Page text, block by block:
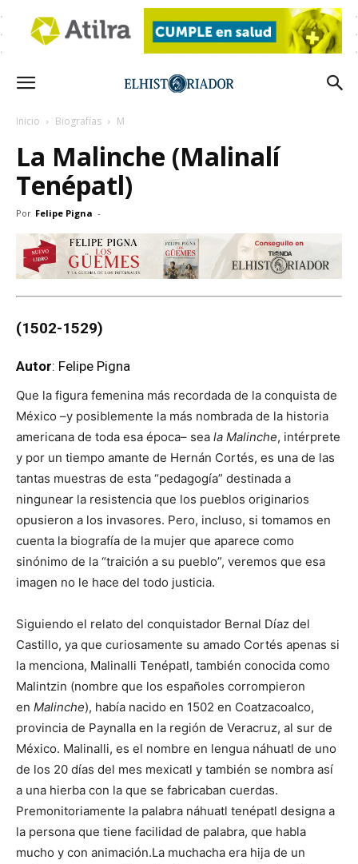
Inicio Biografías M
La Malinche (Malinalí
Tenépatl)
Por Felipe Pigna -
(1502-1529)
Autor: Felipe Pigna
Que la figura femenina más recordada de la conquista de
México –y posiblemente la más nombrada de la historia
americana de toda esa época– sea la Malinche, intérprete
y por un tiempo amante de Hernán Cortés, es una de las
tantas muestras de esta “pedagogía” destinada a
ningunear la resistencia que los pueblos originarios
opusieron a los invasores. Pero, incluso, si tomamos en
cuenta la biografía de la mujer que aparece como
sinónimo de la “traición a su pueblo”, veremos que esa
imagen no le hace del todo justicia.
Siguiendo el relato del conquistador Bernal Díaz del
Castillo, ya que curiosamente su amado Cortés apenas si
la menciona, Malinalli Tenépatl, también conocida como
Malintzin (nombre que los españoles corrompieron
en Malinche), había nacido en 1502 en Coatzacoalco,
provincia de Paynalla en la región de Veracruz, al sur de
México. Malinalli, es el nombre en lengua náhuatl de uno
de los 20 días del mes mexicatl y también se nombra así
a una hierba con la que se fabricaban cuerdas.
Premonitoriamente la palabra náhuatl tenépatl designa a
la persona que tiene facilidad de palabra, que habla
mucho y con animación.La muchacha era hija de un